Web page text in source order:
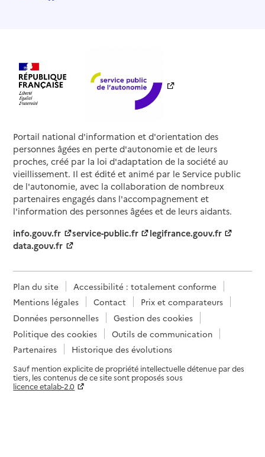
Portail national d'information et d'orientation des
personnes âgées en perte d'autonomie et de leurs
proches, créé par la loi d'adaptation de la société au
vieillissement. Il est édité et animé par le Service public
de l'autonomie, avec la collaboration de nombreux
partenaires engagés dans l'accompagnement et
l'information des personnes âgées et de leurs aidants.
info.gouv.fr
service-public.fr
legifrance.gouv.fr
data.gouv.fr
Plan du site
Accessibilité : totalement conforme
Mentions légales
Contact
Prix et comparateurs
Données personnelles
Gestion des cookies
Politique des cookies
Outils de communication
Partenaires
Historique des évolutions
Sauf mention explicite de propriété intellectuelle détenue par des
tiers, les contenus de ce site sont proposés sous
licence etalab-2.0